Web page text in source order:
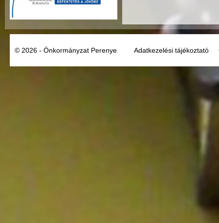
© 2026 - Önkormányzat Perenye Adatkezelési tájékoztató